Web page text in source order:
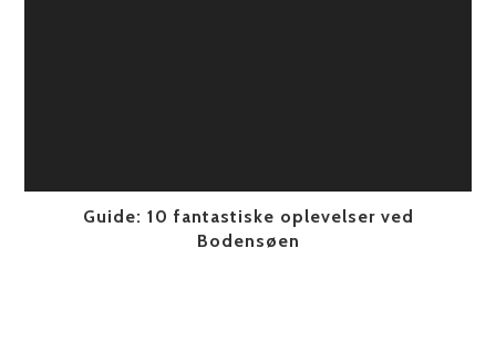
Guide: 10 fantastiske oplevelser ved
Bodensøen